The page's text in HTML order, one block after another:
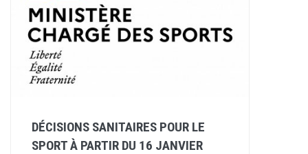
DÉCISIONS SANITAIRES POUR LE
SPORT À PARTIR DU 16 JANVIER